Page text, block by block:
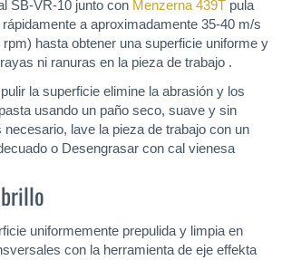
SB-VR-10 junto con Menzerna 439T pula
a aproximadamente 35-40 m/s
rpm) hasta obtener una superficie uniforme y
ni ranuras en la pieza de trabajo .
la superficie elimine la abrasión y los
usando un paño seco, suave y sin
necesario, lave la pieza de trabajo con un
o Desengrasar con cal vienesa
uniformemente prepulida y limpia en
con la herramienta de eje effekta